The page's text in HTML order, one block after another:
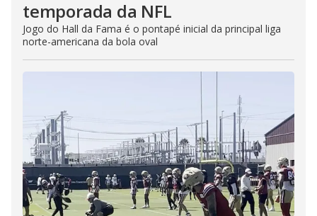
temporada da NFL
Jogo do Hall da Fama é o pontapé inicial da principal liga
norte-americana da bola oval